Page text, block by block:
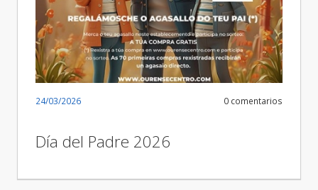
24/03/2026 0 comentarios
Día del Padre 2026